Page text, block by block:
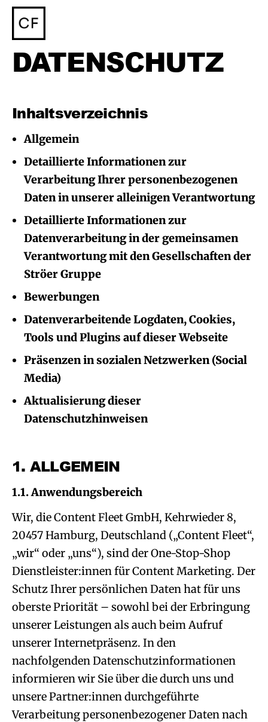
DATENSCHUTZ
Inhaltsverzeichnis
Allgemein
Detaillierte Informationen zur
Verarbeitung Ihrer personenbezogenen
Daten in unserer alleinigen Verantwortung
Detaillierte Informationen zur
Datenverarbeitung in der gemeinsamen
Verantwortung mit den Gesellschaften der
Ströer Gruppe
Bewerbungen
Datenverarbeitende Logdaten, Cookies,
Tools und Plugins auf dieser Webseite
Präsenzen in sozialen Netzwerken (Social
Media)
Aktualisierung dieser
Datenschutzhinweisen
1. ALLGEMEIN
1.1. Anwendungsbereich
Wir, die Content Fleet GmbH, Kehrwieder 8,
20457 Hamburg, Deutschland („Content Fleet“,
„wir“ oder „uns“), sind der One-Stop-Shop
Dienstleister:innen für Content Marketing. Der
Schutz Ihrer persönlichen Daten hat für uns
oberste Priorität – sowohl bei der Erbringung
unserer Leistungen als auch beim Aufruf
unserer Internetpräsenz. In den
nachfolgenden Datenschutzinformationen
informieren wir Sie über die durch uns und
unsere Partner:innen durchgeführte
Verarbeitung personenbezogener Daten nach